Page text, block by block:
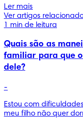
Ler mais
Ver artigos
1 min de leitura
Quais são as
familiar para que
dele?
-
Estou com
meu filho não quer